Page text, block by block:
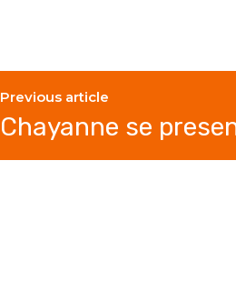
Previous article
Chayanne se